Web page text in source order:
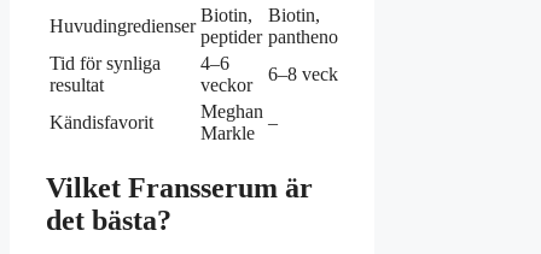
Huvudingredienser
Biotin,
peptider
Biotin,
panthenol
Tid för synliga
resultat
4–6
veckor
6–8 veckor
Kändisfavorit
Meghan
Markle
–
Vilket Fransserum är
det bästa?